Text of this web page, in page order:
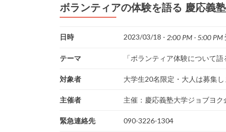
ボランティアの体験を語る 慶応義
日時 2023/03/18 - 2:00 PM - 5:00 PM
テーマ 「ボランティア体験について語
対象者 大学生20名限定・大人は募集
主催者 主催：慶応義塾大学ジョブヨ
緊急連絡先 090-3226-1304